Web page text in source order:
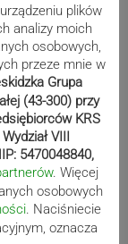
Żywiec!
plików
analizy moich
osobowych,
przeze mnie w
Grupa
(43-300) przy
KRS
VIII
5470048840,
. Więcej
osobowych
. Naciśniecie
oznacza